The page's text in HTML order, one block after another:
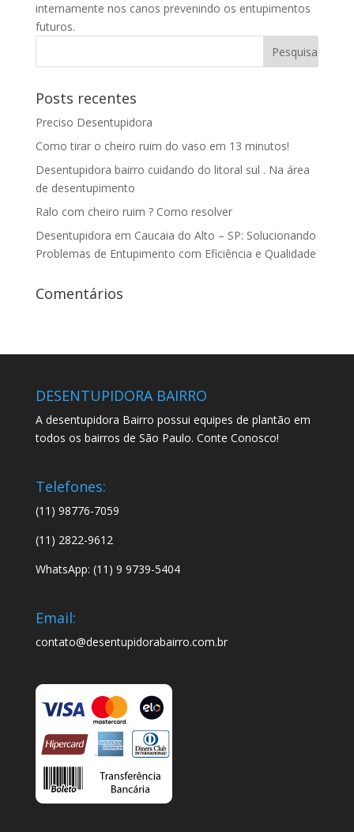
internamente nos canos prevenindo os entupimentos
futuros.
Posts recentes
Preciso Desentupidora
Como tirar o cheiro ruim do vaso em 13 minutos!
Desentupidora bairro cuidando do litoral sul . Na área
de desentupimento
Ralo com cheiro ruim ? Como resolver
Desentupidora em Caucaia do Alto – SP: Solucionando
Problemas de Entupimento com Eficiência e Qualidade
Comentários
DESENTUPIDORA BAIRRO
A desentupidora Bairro possui equipes de plantão em
todos os bairros de São Paulo. Conte Conosco!
Telefones:
(11) 98776-7059
(11) 2822-9612
WhatsApp: (11) 9 9739-5404
Email:
contato@desentupidorabairro.com.br